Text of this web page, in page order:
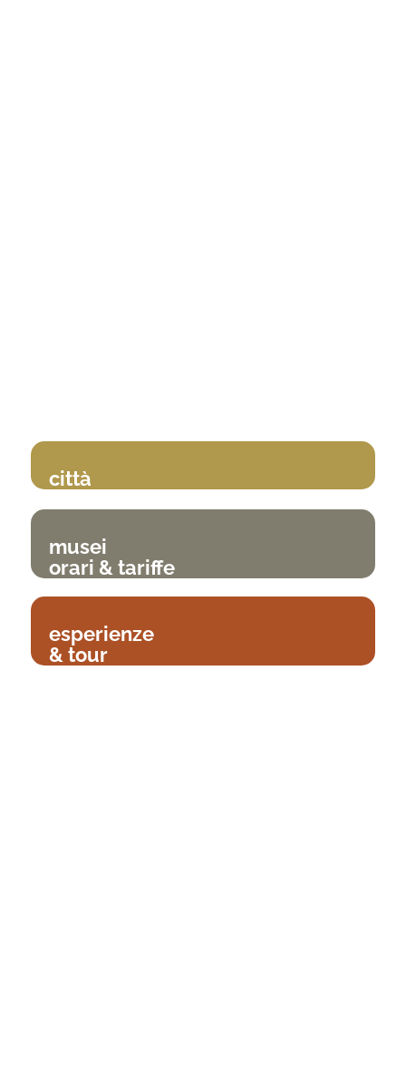
città
musei
orari & tariffe
esperienze
& tour